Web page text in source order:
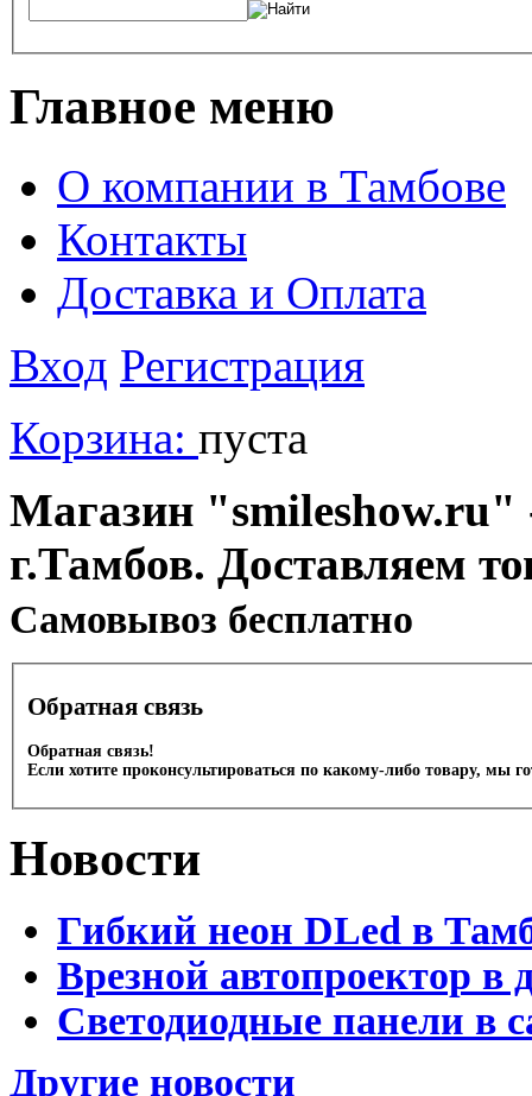
Главное меню
О компании в Тамбове
Контакты
Доставка и Оплата
Вход Регистрация
Корзина: пуста
Магазин "smileshow.ru"
г.Тамбов. Доставляем
Cамовывоз бесплатно
Обратная связь
Обратная связь!
Если хотите проконсультироваться по какому-либо товару, мы
Новости
Гибкий неон DLed в
Врезной автопроектор в
Светодиодные панели в
Другие новости